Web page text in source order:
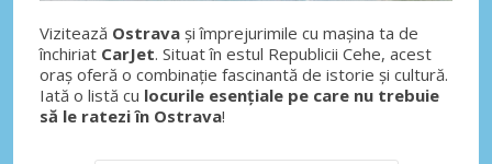
Vizitează Ostrava și împrejurimile cu mașina ta de
închiriat CarJet. Situat în estul Republicii Cehe, acest
oraș oferă o combinație fascinantă de istorie și cultură.
Iată o listă cu locurile esențiale pe care nu trebuie
să le ratezi în Ostrava!